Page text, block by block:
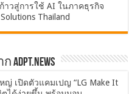
าวสู่การใช้ AI ในภาคธุรกิจ
Thailand
ญ่ เปิดตัวแคมเปญ “LG Make It